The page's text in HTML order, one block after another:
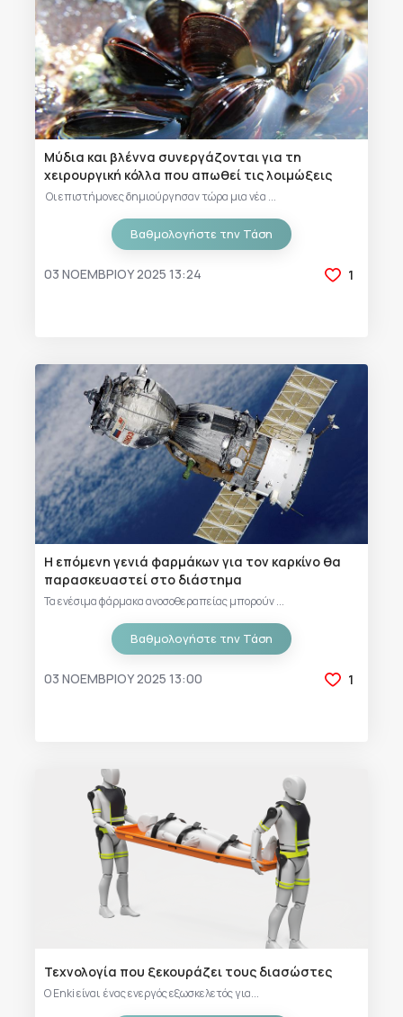
Μύδια και βλέννα συνεργάζονται για τη
χειρουργική κόλλα που απωθεί τις λοιμώξεις
Οι επιστήμονες δημιούργησαν τώρα μια νέα ...
Βαθμολογήστε την Τάση
03 ΝΟΕΜΒΡΊΟΥ 2025 13:24 1
Η επόμενη γενιά φαρμάκων για τον καρκίνο θα
παρασκευαστεί στο διάστημα
Τα ενέσιμα φάρμακα ανοσοθεραπείας μπορούν ...
Βαθμολογήστε την Τάση
03 ΝΟΕΜΒΡΊΟΥ 2025 13:00 1
Τεχνολογία που ξεκουράζει τους διασώστες
Ο Enki είναι ένας ενεργός εξωσκελετός για...